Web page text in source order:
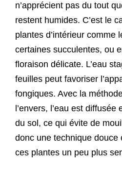
n’apprécient pas du tout
restent humides. C’est le
plantes d’intérieur comme
certaines succulentes, ou
floraison délicate. L’eau
feuilles peut favoriser
fongiques. Avec la
l’envers, l’eau est
du sol, ce qui évite de
donc une technique douce
ces plantes un peu plus